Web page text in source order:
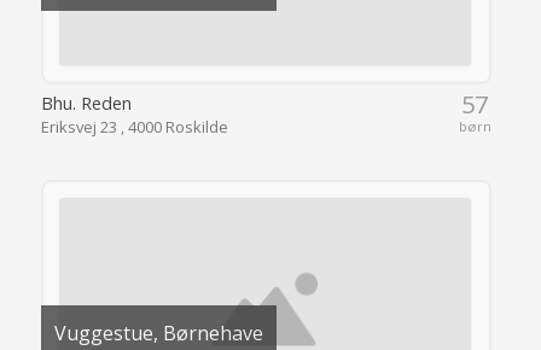
57
børn
Bhu. Reden
Eriksvej 23 , 4000 Roskilde
Vuggestue, Børnehave